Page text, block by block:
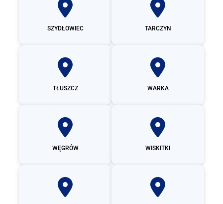
SZYDŁOWIEC TARCZYN
TŁUSZCZ WARKA
WĘGRÓW WISKITKI